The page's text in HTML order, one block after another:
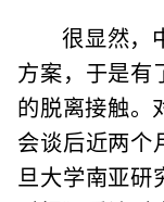
很显然，
方案，于是有
的脱离接触。
会谈后近两个
旦大学南亚